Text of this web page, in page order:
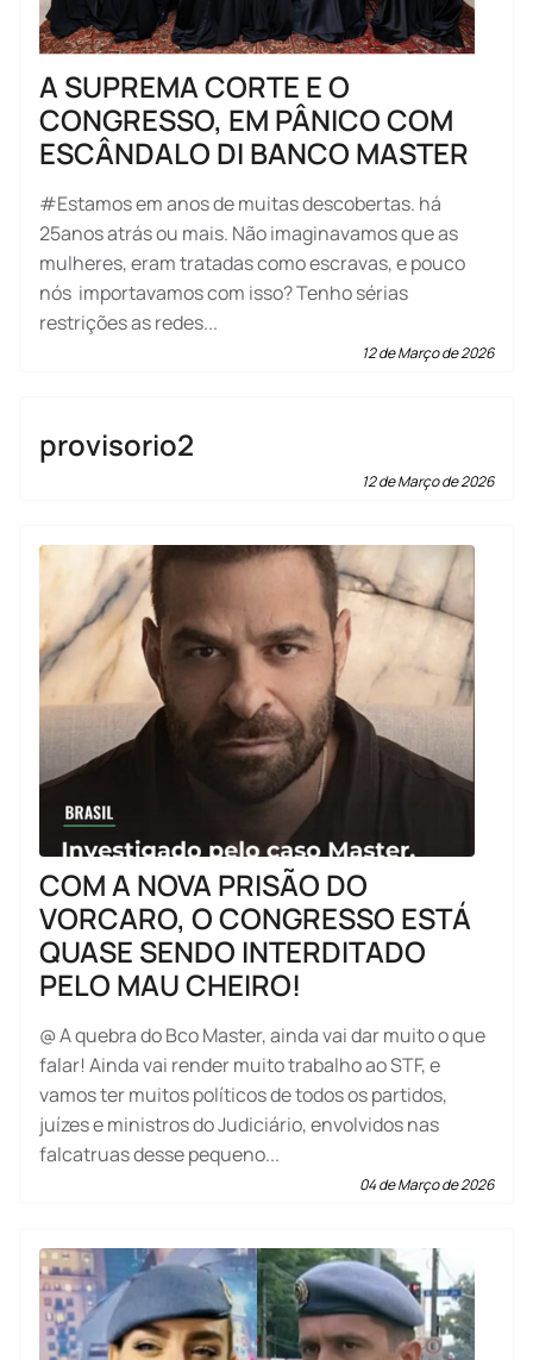
A SUPREMA CORTE E O
CONGRESSO, EM PÂNICO COM
ESCÂNDALO DI BANCO MASTER
#Estamos em anos de muitas descobertas. há
25anos atrás ou mais. Não imaginavamos que as
mulheres, eram tratadas como escravas, e pouco
nós importavamos com isso? Tenho sérias
restrições as redes...
12 de Março de 2026
provisorio2
12 de Março de 2026
COM A NOVA PRISÃO DO
VORCARO, O CONGRESSO ESTÁ
QUASE SENDO INTERDITADO
PELO MAU CHEIRO!
@ A quebra do Bco Master, ainda vai dar muito o que
falar! Ainda vai render muito trabalho ao STF, e
vamos ter muitos políticos de todos os partidos,
juízes e ministros do Judiciário, envolvidos nas
falcatruas desse pequeno...
04 de Março de 2026